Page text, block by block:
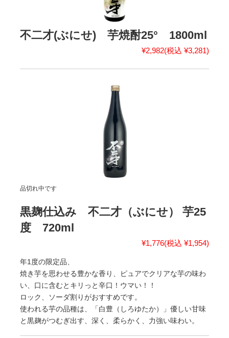
不二才(ぶにせ) 芋焼酎25° 1800ml
¥2,982(税込 ¥3,281)
品切れ中です
黒麹仕込み 不二才（ぶにせ） 芋25
度 720ml
¥1,776(税込 ¥1,954)
年1度の限定品、
焼き芋を思わせる豊かな香り、ピュアでクリアな芋の味わ
い、口に含むとキリっと辛口！ウマい！！
ロック、ソーダ割りがおすすめです。
使われる芋の品種は、「白豊（しろゆたか）」優しい甘味
と黒麹がつむぎ出す、深く、柔らかく、力強い味わい。